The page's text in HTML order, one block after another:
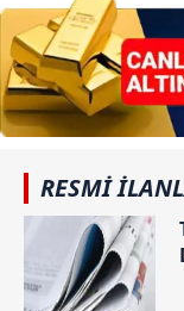
RESMİ